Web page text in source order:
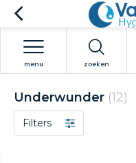
zoeken
menu
Underwunder (12)
Filters